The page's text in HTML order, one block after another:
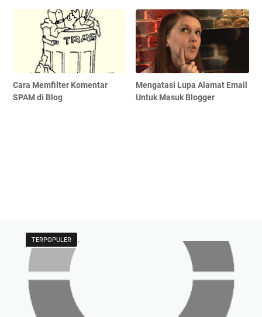
Cara Memfilter Komentar
SPAM di Blog
Mengatasi Lupa Alamat Email
Untuk Masuk Blogger
TERPOPULER